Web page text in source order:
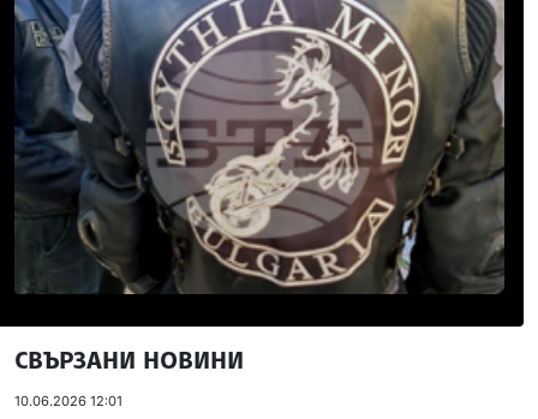
СВЪРЗАНИ НОВИНИ
10.06.2026 12:01